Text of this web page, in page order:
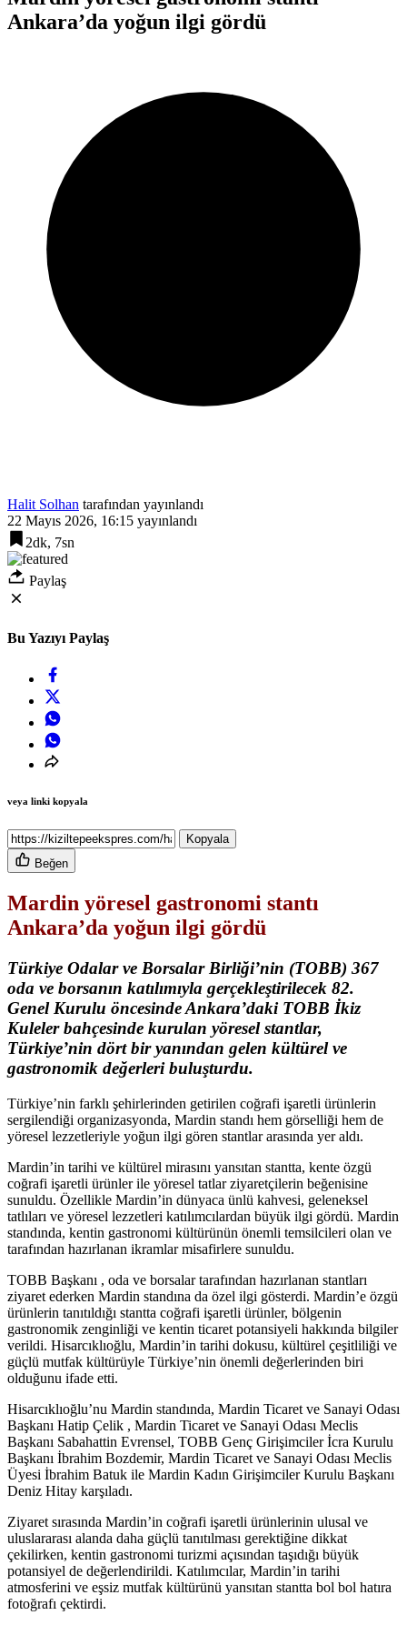
Ankara’da yoğun ilgi gördü
Halit Solhan tarafından yayınlandı
22 Mayıs 2026, 16:15 yayınlandı
2dk, 7sn
Paylaş
Bu Yazıyı Paylaş
veya linki kopyala
Kopyala
Beğen
Mardin yöresel gastronomi stantı
Ankara’da yoğun ilgi gördü
Türkiye Odalar ve Borsalar Birliği’nin (TOBB) 367
oda ve borsanın katılımıyla gerçekleştirilecek 82.
Genel Kurulu öncesinde Ankara’daki TOBB İkiz
Kuleler bahçesinde kurulan yöresel stantlar,
Türkiye’nin dört bir yanından gelen kültürel ve
gastronomik değerleri buluşturdu.
Türkiye’nin farklı şehirlerinden getirilen coğrafi işaretli ürünlerin
sergilendiği organizasyonda, Mardin standı hem görselliği hem de
yöresel lezzetleriyle yoğun ilgi gören stantlar arasında yer aldı.
Mardin’in tarihi ve kültürel mirasını yansıtan stantta, kente özgü
coğrafi işaretli ürünler ile yöresel tatlar ziyaretçilerin beğenisine
sunuldu. Özellikle Mardin’in dünyaca ünlü kahvesi, geleneksel
tatlıları ve yöresel lezzetleri katılımcılardan büyük ilgi gördü. Mardin
standında, kentin gastronomi kültürünün önemli temsilcileri olan ve
tarafından hazırlanan ikramlar misafirlere sunuldu.
TOBB Başkanı , oda ve borsalar tarafından hazırlanan stantları
ziyaret ederken Mardin standına da özel ilgi gösterdi. Mardin’e özgü
ürünlerin tanıtıldığı stantta coğrafi işaretli ürünler, bölgenin
gastronomik zenginliği ve kentin ticaret potansiyeli hakkında bilgiler
verildi. Hisarcıklıoğlu, Mardin’in tarihi dokusu, kültürel çeşitliliği ve
güçlü mutfak kültürüyle Türkiye’nin önemli değerlerinden biri
olduğunu ifade etti.
Hisarcıklıoğlu’nu Mardin standında, Mardin Ticaret ve Sanayi Odası
Başkanı Hatip Çelik , Mardin Ticaret ve Sanayi Odası Meclis
Başkanı Sabahattin Evrensel, TOBB Genç Girişimciler İcra Kurulu
Başkanı İbrahim Bozdemir, Mardin Ticaret ve Sanayi Odası Meclis
Üyesi İbrahim Batuk ile Mardin Kadın Girişimciler Kurulu Başkanı
Deniz Hitay karşıladı.
Ziyaret sırasında Mardin’in coğrafi işaretli ürünlerinin ulusal ve
uluslararası alanda daha güçlü tanıtılması gerektiğine dikkat
çekilirken, kentin gastronomi turizmi açısından taşıdığı büyük
potansiyel de değerlendirildi. Katılımcılar, Mardin’in tarihi
atmosferini ve eşsiz mutfak kültürünü yansıtan stantta bol bol hatıra
fotoğrafı çektirdi.